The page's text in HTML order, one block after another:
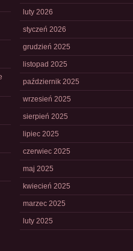
luty 2026
styczeń 2026
grudzień 2025
listopad 2025
październik 2025
wrzesień 2025
sierpień 2025
lipiec 2025
czerwiec 2025
maj 2025
kwiecień 2025
marzec 2025
luty 2025